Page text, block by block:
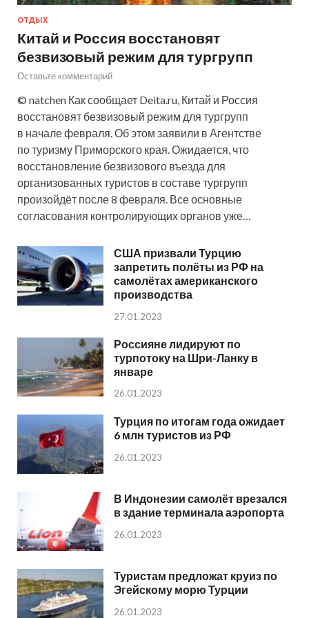
ОТДЫХ
Китай и Россия восстановят
безвизовый режим для тургрупп
Оставьте комментарий
© natchen Как сообщает Deita.ru, Китай и Россия
восстановят безвизовый режим для тургрупп
в начале февраля. Об этом заявили в Агентстве
по туризму Приморского края. Ожидается, что
восстановление безвизового въезда для
организованных туристов в составе тургрупп
произойдёт после 8 февраля. Все основные
согласования контролирующих органов уже…
США призвали Турцию
запретить полёты из РФ на
самолётах американского
производства
27.01.2023
Россияне лидируют по
турпотоку на Шри-Ланку в
январе
26.01.2023
Турция по итогам года ожидает
6 млн туристов из РФ
26.01.2023
В Индонезии самолёт врезался
в здание терминала аэропорта
26.01.2023
Туристам предложат круиз по
Эгейскому морю Турции
26.01.2023